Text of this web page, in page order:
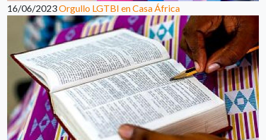
16/06/2023Orgullo LGTBI en Casa África